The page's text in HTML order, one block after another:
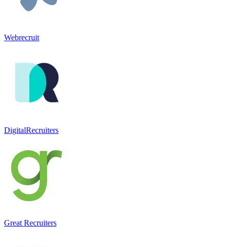
Webrecruit
DigitalRecruiters
Great Recruiters